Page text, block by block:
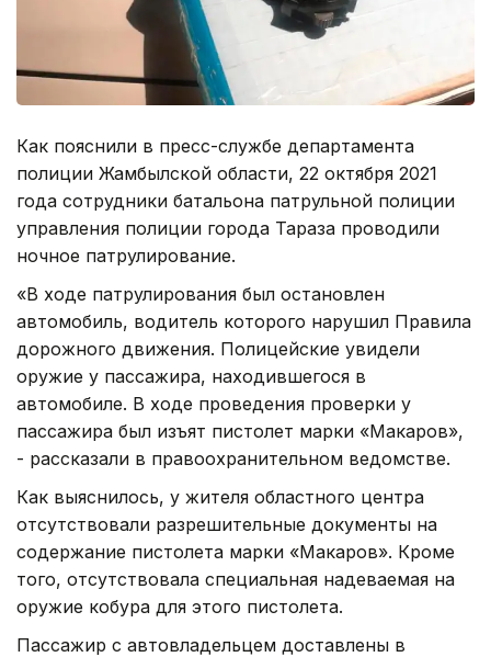
Как пояснили в пресс-службе департамента
полиции Жамбылской области, 22 октября 2021
года сотрудники батальона патрульной полиции
управления полиции города Тараза проводили
ночное патрулирование.
«В ходе патрулирования был остановлен
автомобиль, водитель которого нарушил Правила
дорожного движения. Полицейские увидели
оружие у пассажира, находившегося в
автомобиле. В ходе проведения проверки у
пассажира был изъят пистолет марки «Макаров»,
- рассказали в правоохранительном ведомстве.
Как выяснилось, у жителя областного центра
отсутствовали разрешительные документы на
содержание пистолета марки «Макаров». Кроме
того, отсутствовала специальная надеваемая на
оружие кобура для этого пистолета.
Пассажир с автовладельцем доставлены в